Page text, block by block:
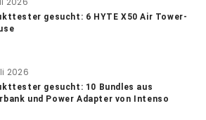
gesucht: 6 HYTE X50 Air Tower-
2026
gesucht: 10 Bundles aus
und Power Adapter von Intenso